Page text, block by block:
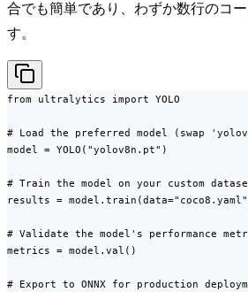
合でも簡単であり、わずか数行のコ
す。
from ultralytics import YOLO
# Load the preferred model (swap
model = YOLO("yolov8n.pt")
# Train the model on your custom
results =
# Validate the model's performance
metrics = model.val()
# Export to ONNX for production